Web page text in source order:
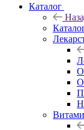
Каталог